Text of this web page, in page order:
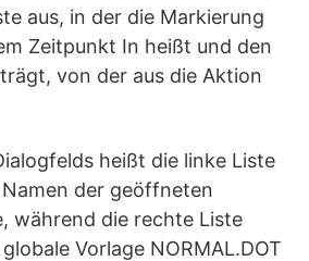
aus, in der die Markierung
Zeitpunkt In heißt und den
von der aus die Aktion
heißt die linke Liste
der geöffneten
während die rechte Liste
Vorlage NORMAL.DOT